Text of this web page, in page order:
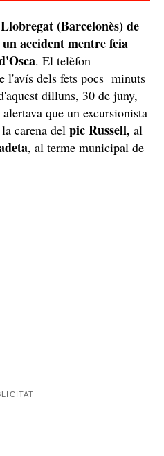
(Barcelonès) de
accident mentre feia
. El telèfon
l'avís dels fets pocs minuts
dilluns, 30 de juny,
que un excursionista
carena del pic Russell, al
, al terme municipal de